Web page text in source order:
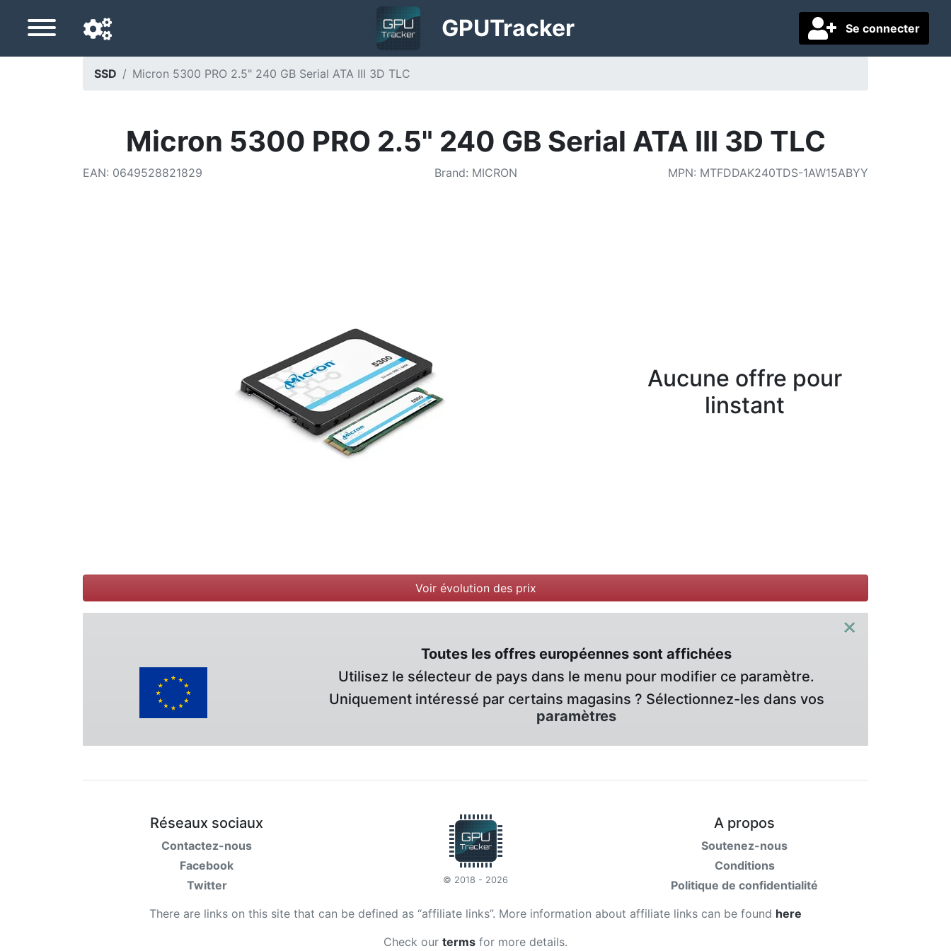
Se connecter
GPUTracker
SSD Micron 5300 PRO 2.5" 240 GB Serial ATA III 3D TLC
Micron 5300 PRO 2.5" 240 GB Serial ATA III 3D TLC
EAN: 0649528821829 Brand: MICRON MPN: MTFDDAK240TDS-1AW15ABYY
Aucune offre pour
linstant
Voir évolution des prix
×
Toutes les offres européennes sont affichées
Utilisez le sélecteur de pays dans le menu pour modifier ce paramètre.
Uniquement intéressé par certains magasins ? Sélectionnez-les dans vos
paramètres
Réseaux sociaux
Contactez-nous
Facebook
Twitter
© 2018 - 2026
A propos
Soutenez-nous
Conditions
Politique de confidentialité
There are links on this site that can be defined as “affiliate links”. More information about affiliate links can be found here
Check our terms for more details.